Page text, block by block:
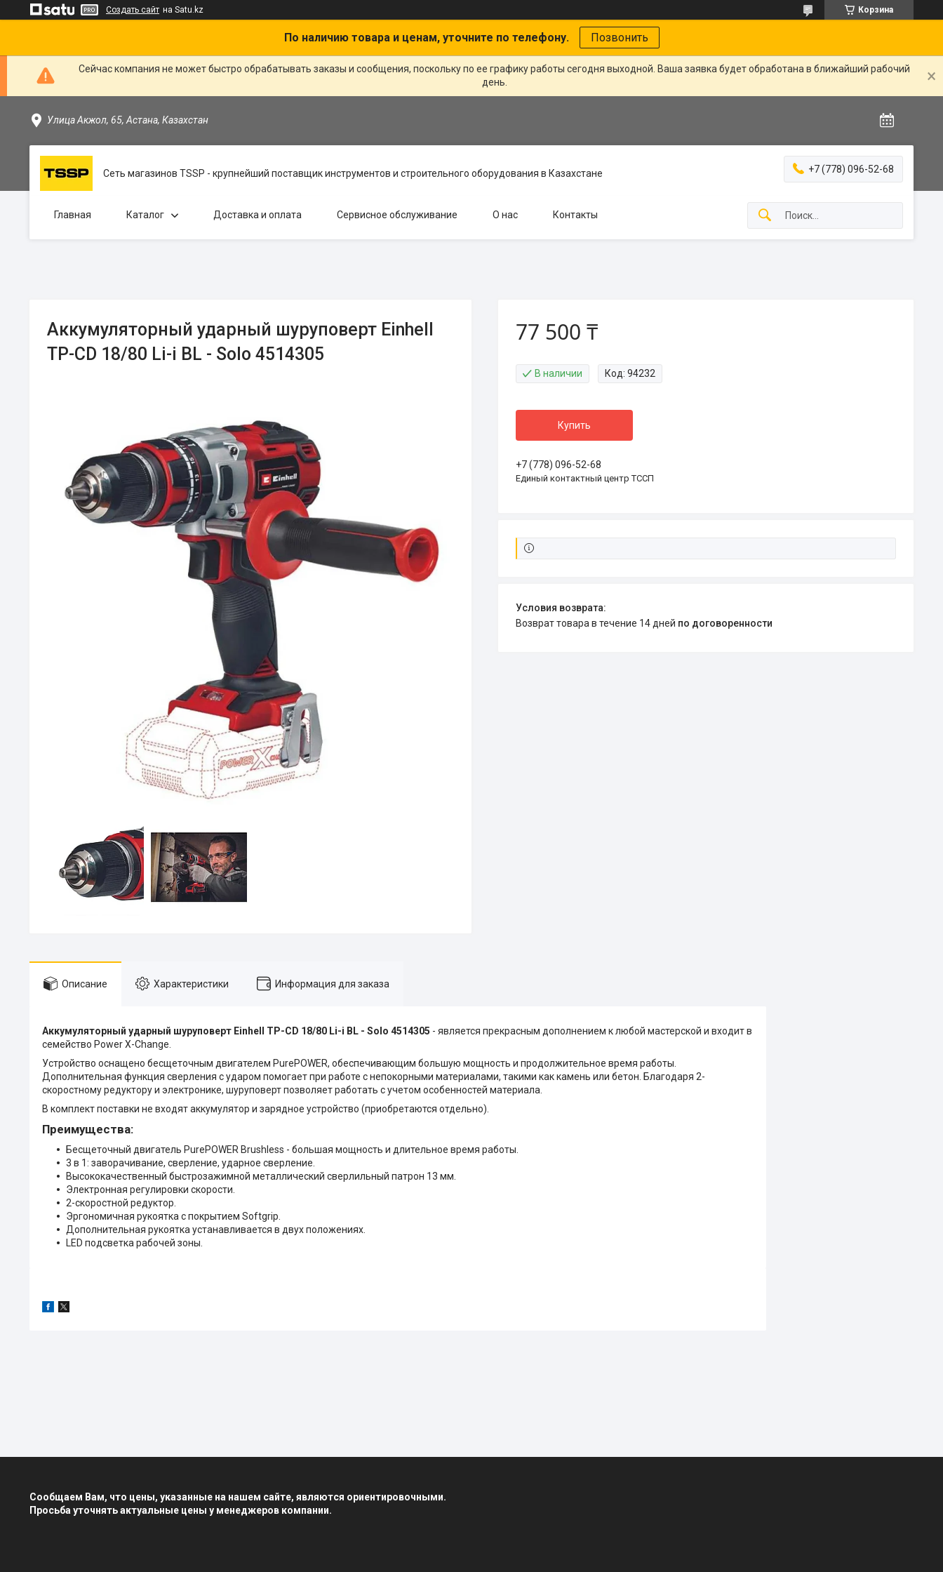
Создать сайт на Satu.kz Корзина
По наличию товара и ценам, уточните по телефону. Позвонить
Сейчас компания не может быстро обрабатывать заказы и сообщения, поскольку по ее графику работы сегодня выходной. Ваша заявка будет обработана в ближайший рабочий
день.
Улица Акжол, 65, Астана, Казахстан
Сеть магазинов TSSP - крупнейший поставщик инструментов и строительного оборудования в Казахстане +7 (778) 096-52-68
Главная Каталог Доставка и оплата Сервисное обслуживание О нас Контакты
Аккумуляторный ударный шуруповерт Einhell
TP-CD 18/80 Li-i BL - Solo 4514305
77 500 ₸
В наличии Код: 94232
Купить
+7 (778) 096-52-68
Единый контактный центр ТССП
возврат товара в течение 14 дней по договоренности
Описание Характеристики Информация для заказа
Аккумуляторный ударный шуруповерт Einhell TP-CD 18/80 Li-i BL - Solo 4514305 - является прекрасным дополнением к любой мастерской и входит в
семейство Power X-Change.
Устройство оснащено бесщеточным двигателем PurePOWER, обеспечивающим большую мощность и продолжительное время работы.
Дополнительная функция сверления с ударом помогает при работе с непокорными материалами, такими как камень или бетон. Благодаря 2-
скоростному редуктору и электронике, шуруповерт позволяет работать с учетом особенностей материала.
В комплект поставки не входят аккумулятор и зарядное устройство (приобретаются отдельно).
Преимущества:
Бесщеточный двигатель PurePOWER Brushless - большая мощность и длительное время работы.
3 в 1: заворачивание, сверление, ударное сверление.
Высококачественный быстрозажимной металлический сверлильный патрон 13 мм.
Электронная регулировки скорости.
2-скоростной редуктор.
Эргономичная рукоятка с покрытием Softgrip.
Дополнительная рукоятка устанавливается в двух положениях.
LED подсветка рабочей зоны.
Сообщаем Вам, что цены, указанные на нашем сайте, являются ориентировочными.
Просьба уточнять актуальные цены у менеджеров компании.